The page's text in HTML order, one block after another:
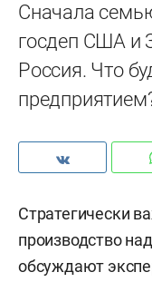
Сначала
госдеп США и
Россия. Что
Стратегически
производство
обсуждают